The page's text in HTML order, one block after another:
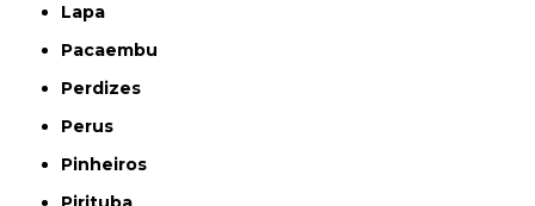
Lapa
Pacaembu
Perdizes
Perus
Pinheiros